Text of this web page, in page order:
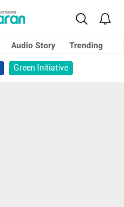
Audio Story
Trending
Green Initiative